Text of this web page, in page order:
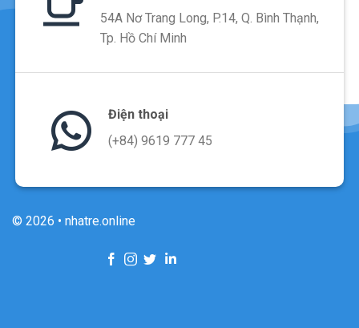
54A Nơ Trang Long, P.14, Q. Bình Thạnh,
Tp. Hồ Chí Minh
Điện thoại
(+84) 9619 777 45
© 2026 • nhatre.online